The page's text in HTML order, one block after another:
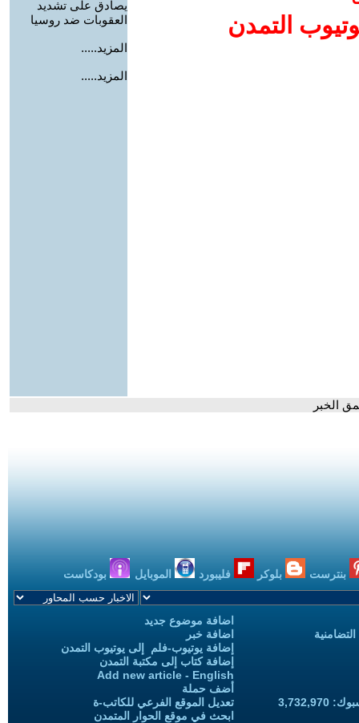
التمدن
يصادق على تشديد
العقوبات ضد روسيا
المزيد.....
المزيد.....
الخبر
بنترست بلوكر فليبورد الموبايل بودكاست
اضافة موضوع جديد
اضافة خبر
إضافة يوتيوب-فلم إلى يوتيوب التمدن
إضافة كتاب إلى مكتبة التمدن
Add new article - English
أضف حملة
تعديل الموقع الفرعي للكاتب-ة
ابحث في موقع الحوار المتمدن